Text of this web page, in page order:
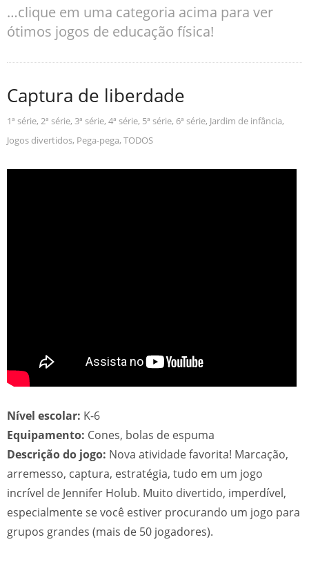
…clique em uma categoria acima para ver
ótimos jogos de educação física!
Captura de liberdade
1ª série, 2ª série, 3ª série, 4ª série, 5ª série, 6ª série, Jardim de infância,
Jogos divertidos, Pega-pega, TODOS
Nível escolar: K-6
Equipamento: Cones, bolas de espuma
Descrição do jogo: Nova atividade favorita! Marcação,
arremesso, captura, estratégia, tudo em um jogo
incrível de Jennifer Holub. Muito divertido, imperdível,
especialmente se você estiver procurando um jogo para
grupos grandes (mais de 50 jogadores).